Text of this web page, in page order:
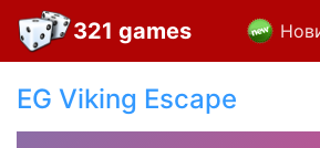
321 games
EG Viking Escape